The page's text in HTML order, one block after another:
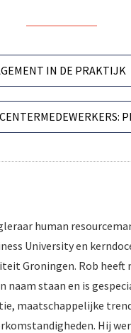
IN DE PRAKTIJK
human
University en
Groningen. Rob heeft
naam staan en is
maatschappelijke
Hij